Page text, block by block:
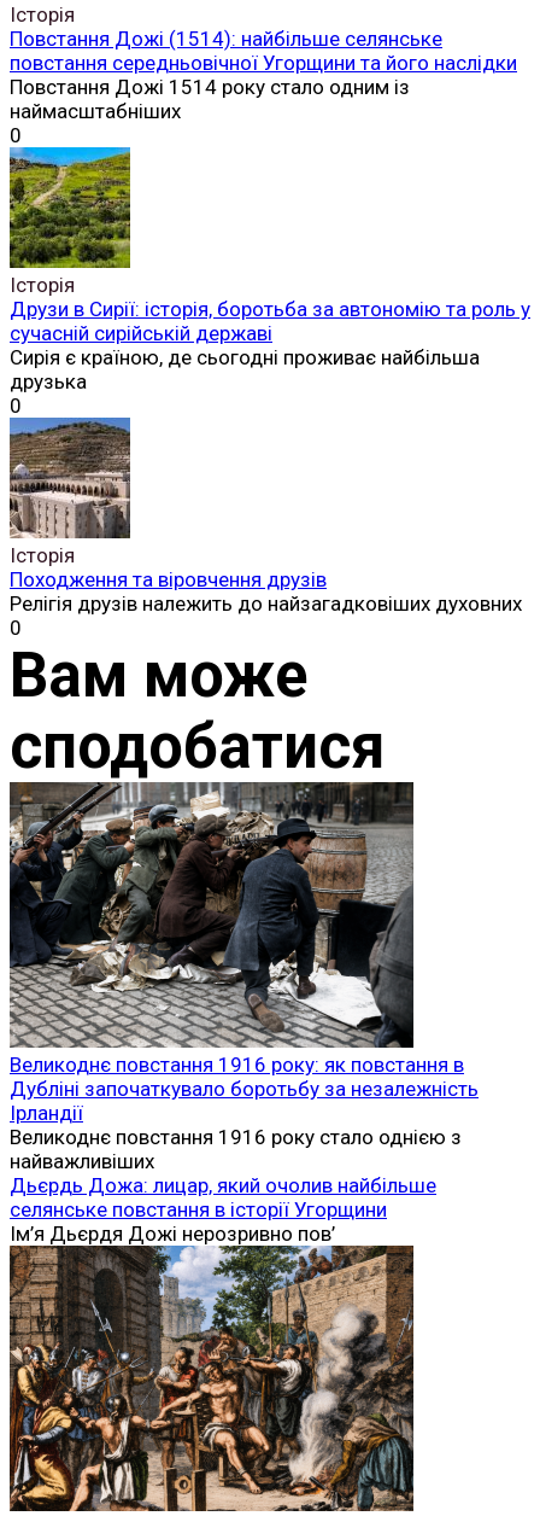
Історія
Повстання Дожі (1514): найбільше селянське
повстання середньовічної Угорщини та його наслідки
Повстання Дожі 1514 року стало одним із
наймасштабніших
0
Історія
Друзи в Сирії: історія, боротьба за автономію та роль у
сучасній сирійській державі
Сирія є країною, де сьогодні проживає найбільша
друзька
0
Історія
Походження та віровчення друзів
Релігія друзів належить до найзагадковіших духовних
0
Вам може
сподобатися
Великоднє повстання 1916 року: як повстання в
Дубліні започаткувало боротьбу за незалежність
Ірландії
Великоднє повстання 1916 року стало однією з
найважливіших
Дьєрдь Дожа: лицар, який очолив найбільше
селянське повстання в історії Угорщини
Ім’я Дьєрдя Дожі нерозривно пов’